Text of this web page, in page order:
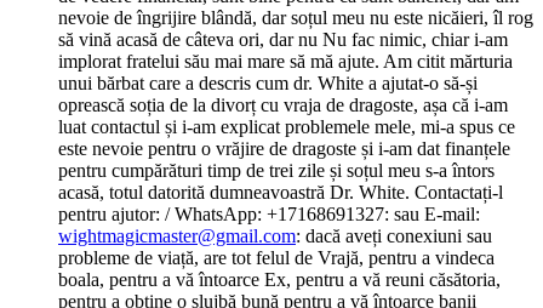
nevoie de îngrijire blândă, dar soțul meu nu este nicăieri, îl rog
să vină acasă de câteva ori, dar nu Nu fac nimic, chiar i-am
implorat fratelui său mai mare să mă ajute. Am citit mărturia
unui bărbat care a descris cum dr. White a ajutat-o ​​să-și
oprească soția de la divorț cu vraja de dragoste, așa că i-am
luat contactul și i-am explicat problemele mele, mi-a spus ce
este nevoie pentru o vrăjire de dragoste și i-am dat finanțele
pentru cumpărături timp de trei zile și soțul meu s-a întors
acasă, totul datorită dumneavoastră Dr. White. Contactați-l
pentru ajutor: / WhatsApp: +17168691327: sau E-mail:
wightmagicmaster@gmail.com: dacă aveți conexiuni sau
probleme de viață, are tot felul de Vrajă, pentru a vindeca
boala, pentru a vă întoarce Ex, pentru a vă reuni căsătoria,
pentru a obține o slujbă bună pentru a vă întoarce banii